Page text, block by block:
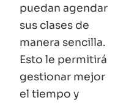
puedan agendar
sus clases de
manera sencilla.
Esto le permitirá
gestionar mejor
el tiempo y